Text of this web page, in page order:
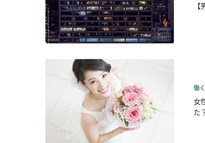
働く
女
た